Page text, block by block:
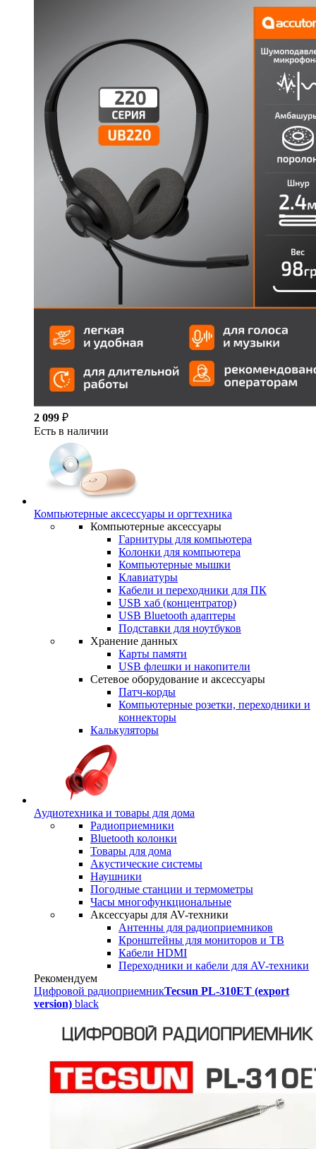
2 099 ₽
Есть в наличии
Компьютерные аксессуары и оргтехника
Компьютерные аксессуары
Гарнитуры для компьютера
Колонки для компьютера
Компьютерные мышки
Клавиатуры
Кабели и переходники для ПК
USB хаб (концентратор)
USB Bluetooth адаптеры
Подставки для ноутбуков
Хранение данных
Карты памяти
USB флешки и накопители
Сетевое оборудование и аксессуары
Патч-корды
Компьютерные розетки, переходники и
коннекторы
Калькуляторы
Аудиотехника и товары для дома
Радиоприемники
Bluetooth колонки
Товары для дома
Акустические системы
Наушники
Погодные станции и термометры
Часы многофункциональные
Аксессуары для AV-техники
Антенны для радиоприемников
Кронштейны для мониторов и ТВ
Кабели HDMI
Переходники и кабели для AV-техники
Рекомендуем
Цифровой радиоприемникTecsun PL-310ET (export
version) black